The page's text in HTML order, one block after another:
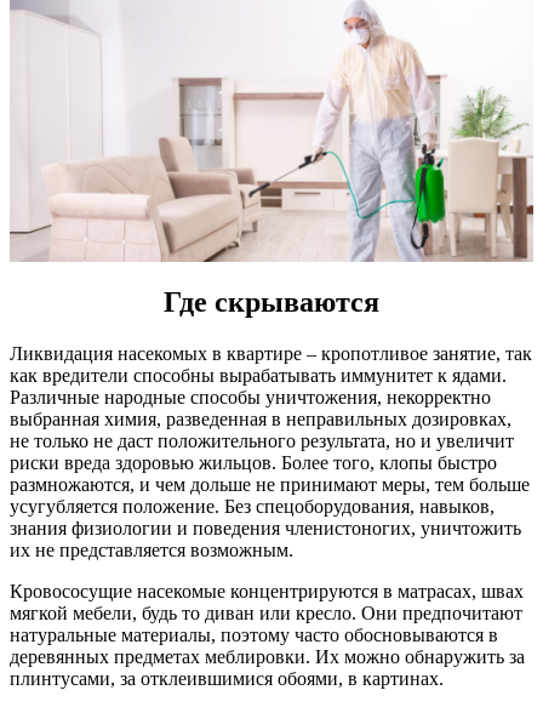
Где скрываются
Ликвидация насекомых в квартире – кропотливое занятие, так
как вредители способны вырабатывать иммунитет к ядами.
Различные народные способы уничтожения, некорректно
выбранная химия, разведенная в неправильных дозировках,
не только не даст положительного результата, но и увеличит
риски вреда здоровью жильцов. Более того, клопы быстро
размножаются, и чем дольше не принимают меры, тем больше
усугубляется положение. Без спецоборудования, навыков,
знания физиологии и поведения членистоногих, уничтожить
их не представляется возможным.
Кровососущие насекомые концентрируются в матрасах, швах
мягкой мебели, будь то диван или кресло. Они предпочитают
натуральные материалы, поэтому часто обосновываются в
деревянных предметах меблировки. Их можно обнаружить за
плинтусами, за отклеившимися обоями, в картинах.